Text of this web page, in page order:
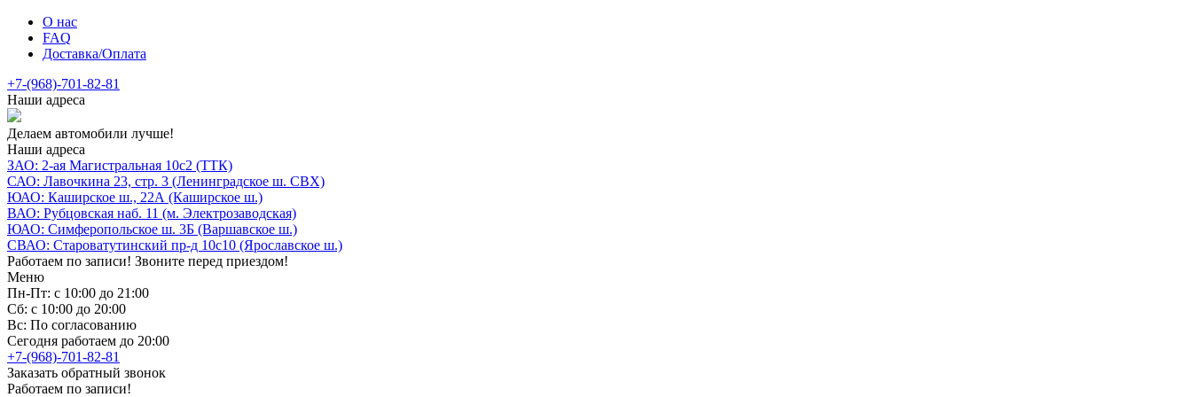
О нас
FAQ
Доставка/Оплата
+7-(968)-701-82-81
Наши адреса
Делаем автомобили лучше!
Наши адреса
ЗАО: 2-ая Магистральная 10с2 (ТТК)
САО: Лавочкина 23, стр. 3 (Ленинградское ш. СВХ)
ЮАО: Каширское ш., 22А (Каширское ш.)
ВАО: Рубцовская наб. 11 (м. Электрозаводская)
ЮАО: Симферопольское ш. 3Б (Варшавское ш.)
СВАО: Староватутинский пр-д 10с10 (Ярославское ш.)
Работаем по записи! Звоните перед приездом!
Меню
Пн-Пт: с 10:00 до 21:00
Сб: с 10:00 до 20:00
Вс: По согласованию
Сегодня работаем до 20:00
+7-(968)-701-82-81
Заказать обратный звонок
Работаем по записи!